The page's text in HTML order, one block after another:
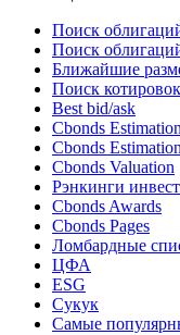
Поиск
Поиск
Ближайшие
Поиск
Best bid/ask
Cbonds Estimation
Cbonds
Cbonds Valuation
Рэнкинги
Cbonds Awards
Cbonds Pages
Ломбардные
ЦФА
ESG
Сукук
Самые